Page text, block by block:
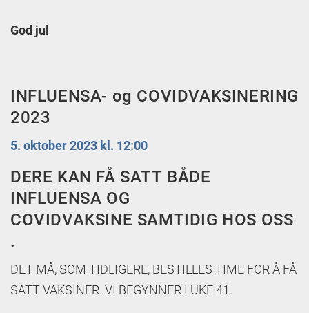
God jul
INFLUENSA- og COVIDVAKSINERING
2023
5. oktober 2023 kl. 12:00
DERE KAN FÅ SATT BÅDE
INFLUENSA OG
COVIDVAKSINE SAMTIDIG HOS OSS
.
DET MÅ, SOM TIDLIGERE, BESTILLES TIME FOR Å FÅ
SATT VAKSINER. VI BEGYNNER I UKE 41.